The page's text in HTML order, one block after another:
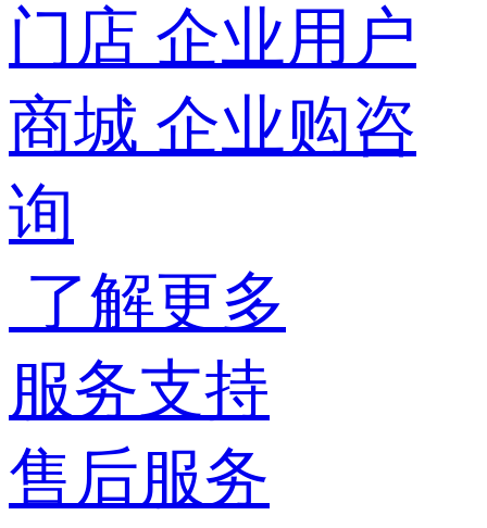
门店 企业用户
商城 企业购咨
询
了解更多
服务支持
售后服务